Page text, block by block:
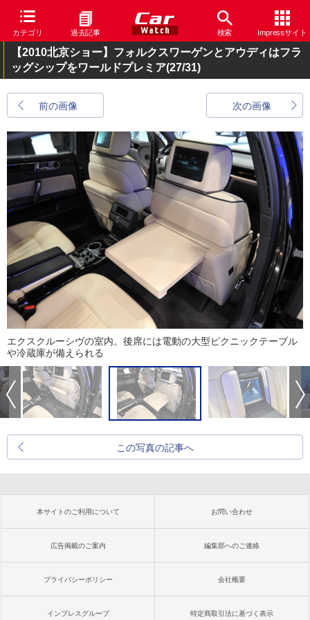
カテゴリ 過去記事 検索 Impressサイト
【2010北京ショー】フォルクスワーゲンとアウディはフラ
ッグシップをワールドプレミア(27/31)
前の画像 次の画像
エクスクルーシヴの室内。後席には電動の大型ピクニックテーブル
や冷蔵庫が備えられる
この写真の記事へ
本サイトのご利用について お問い合わせ
広告掲載のご案内 編集部へのご連絡
プライバシーポリシー 会社概要
インプレスグループ 特定商取引法に基づく表示